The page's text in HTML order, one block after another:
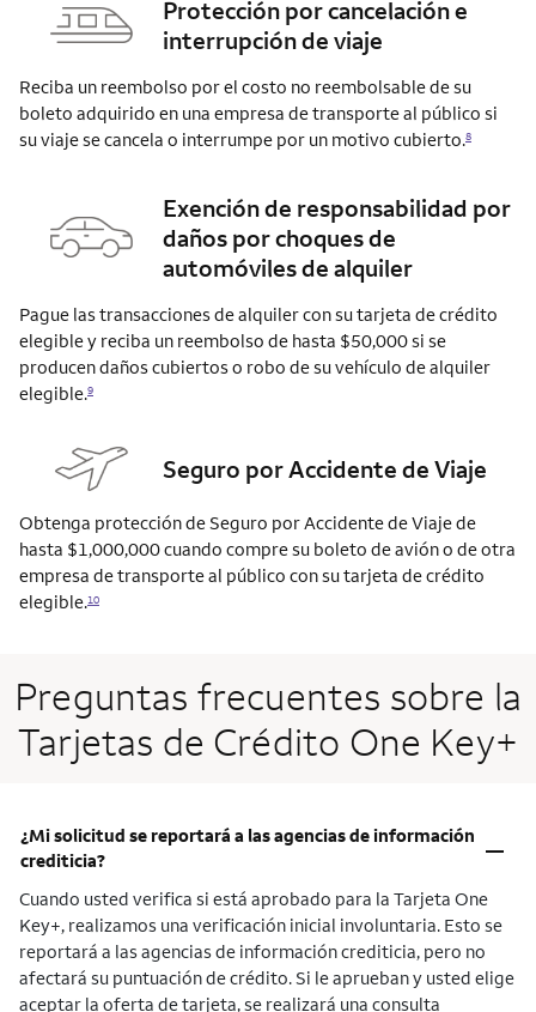
Protección por cancelación e
interrupción de viaje
Reciba un reembolso por el costo no reembolsable de su
boleto adquirido en una empresa de transporte al público si
su viaje se cancela o interrumpe por un motivo cubierto.8
Exención de responsabilidad por
daños por choques de
automóviles de alquiler
Pague las transacciones de alquiler con su tarjeta de crédito
elegible y reciba un reembolso de hasta $50,000 si se
producen daños cubiertos o robo de su vehículo de alquiler
elegible.9
Seguro por Accidente de Viaje
Obtenga protección de Seguro por Accidente de Viaje de
hasta $1,000,000 cuando compre su boleto de avión o de otra
empresa de transporte al público con su tarjeta de crédito
elegible.10
Preguntas frecuentes sobre la
Tarjetas de Crédito One Key+
¿Mi solicitud se reportará a las agencias de información
crediticia?
–
Cuando usted verifica si está aprobado para la Tarjeta One
Key+, realizamos una verificación inicial involuntaria. Esto se
reportará a las agencias de información crediticia, pero no
afectará su puntuación de crédito. Si le aprueban y usted elige
aceptar la oferta de tarjeta, se realizará una consulta